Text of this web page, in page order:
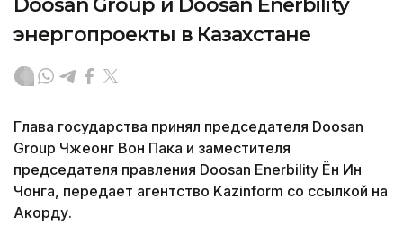
Doosan Group и Doosan Enerbility
энергопроекты в Казахстане
Глава государства принял председателя Doosan
Group Чжеонг Вон Пака и заместителя
председателя правления Doosan Enerbility Ён Ин
Чонга, передает агентство Kazinform со ссылкой на
Акорду.